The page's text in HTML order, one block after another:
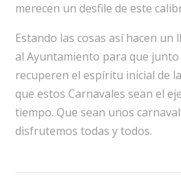
merecen un desfile de este
Estando las cosas así hacen un
al Ayuntamiento para que
recuperen el espíritu inicial de
que estos Carnavales sean el
tiempo. Que sean unos
disfrutemos todas y todos.